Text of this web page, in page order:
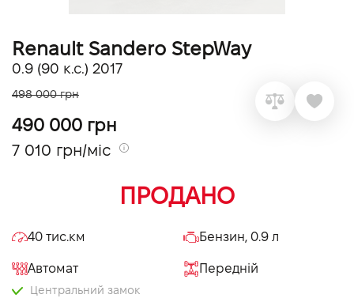
Renault Sandero StepWay
0.9 (90 к.с.) 2017
498 000 грн
490 000 грн
7 010 грн/міс
ПРОДАНО
40 тис.км Бензин, 0.9 л
Автомат Передній
Центральний замок
Вакансії
VIDI Кар'єра
Контакти
Підпишись на наш канал та слідкуй за